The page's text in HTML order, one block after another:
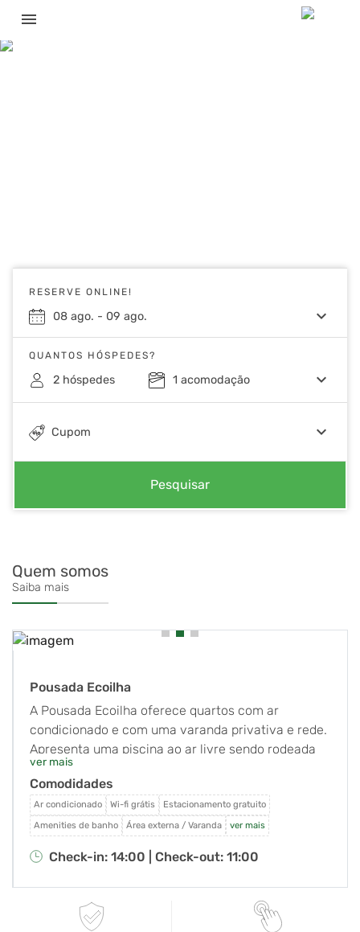
menu
RESERVE ONLINE!
08 ago. - 09 ago. keyboard_arrow_down
QUANTOS HÓSPEDES?
2 hóspedes 1 acomodação keyboard_arrow_down
Cupom keyboard_arrow_down
Pesquisar
Quem somos
Saiba mais
Pousada Ecoilha
A Pousada Ecoilha oferece quartos com ar
condicionado e com uma varanda privativa e rede.
Apresenta uma piscina ao ar livre sendo rodeada
por jardins. O Wi-Fi em todo o hotel e
estacionamento são gratuitos. A pousada está
localizada próximo ao Parque Estadual de Ilhabela,
em uma ruela tranquila com fácil acesso ao cais da
balsa, centro de Ilhabela, a praia do Perequê e
cachoeiras com piscinas naturais. Oferecendo
vistas para o jardim, todos os quartos da Pousada
Ecoilha são decorados com bom gosto. Eles estão
equipados com uma rede, cama box, frigobar e TV.
ver mais
Comodidades
Ar condicionado Wi-fi grátis
Estacionamento gratuito
Amenities de banho
Área externa / Varanda ver mais
Check-in: 14:00 | Check-out: 11:00